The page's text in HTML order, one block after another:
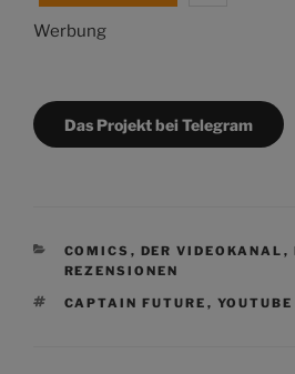
Werbung
Das Projekt bei Telegram
KATEGORIEN
COMICS , DER VIDEOKANAL ,
REZENSIONEN
SCHLAGWÖRTER
CAPTAIN FUTURE , YOUTUBE